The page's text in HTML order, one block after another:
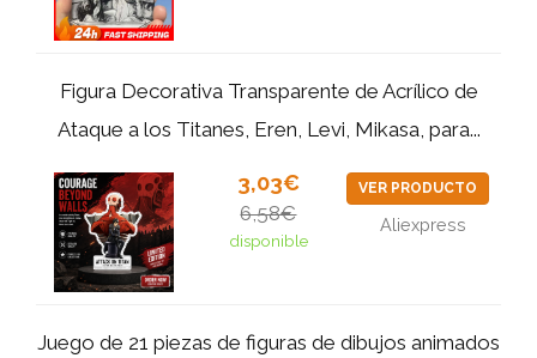
Figura Decorativa Transparente de Acrílico de
Ataque a los Titanes, Eren, Levi, Mikasa, para...
3,03€
6,58€
disponible
VER PRODUCTO
Aliexpress
Juego de 21 piezas de figuras de dibujos animados